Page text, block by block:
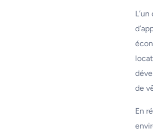
de
En